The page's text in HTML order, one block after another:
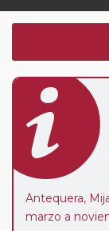
Antequera,
marzo a